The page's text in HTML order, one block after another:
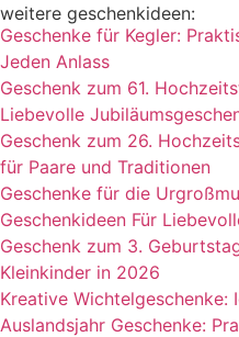
weitere geschenkideen:
Geschenke für Kegler:
Jeden Anlass
Geschenk zum 61.
Liebevolle
Geschenk zum 26.
für Paare und Traditionen
Geschenke für die
Geschenkideen Für
Geschenk zum 3.
Kleinkinder in 2026
Kreative Wichtelgeschenke:
Auslandsjahr Geschenke: